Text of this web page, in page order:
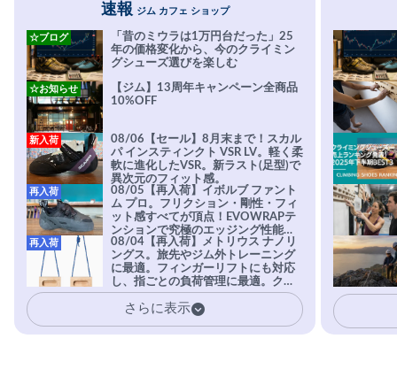
速報 ジム カフェ ショップ
「昔のミウラは1万円台だった」25
年の価格変化から、今のクライミン
グシューズ選びを楽しむ
☆ブログ
【ジム】13周年キャンペーン全商品
10%OFF
☆お知らせ
08/06【セール】8月末まで！スカル
パ インスティンクト VSR LV。軽く柔
軟に進化したVSR。新ラスト(足型)で
異次元のフィット感。
新入荷
08/05【再入荷】イボルブ ファント
ム プロ。フリクション・剛性・フィ
ット感すべてが頂点！EVOWRAPテ
ンションで究極のエッジング性能を
実現。進化系ラバーEvo-74はTRAX
を凌駕する粘着力で極小ホールドに
安心感。
再入荷
08/04【再入荷】メトリウス ナノリ
ングス。旅先やジム外トレーニング
に最適。フィンガーリフトにも対応
し、指ごとの負荷管理に最適。クラ
イマーの指を本気で鍛えるギア。
再入荷
さらに表示